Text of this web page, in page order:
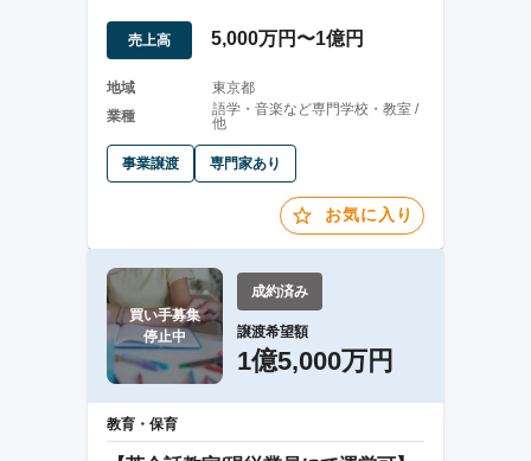
売上高 5,000万円〜1億円
地域
東京都
業種
語学・音楽など専門学校・教室 /
他
事業譲渡 専門家あり
お気に入り
買い手募集
停止中
成約済み
譲渡希望額
1億5,000万円
教育・保育